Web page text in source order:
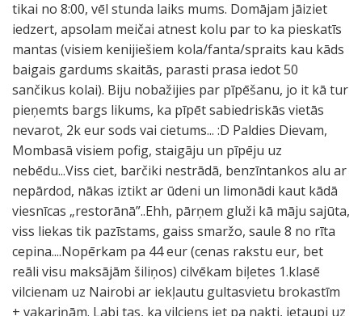
tikai no 8:00, vēl stunda laiks mums. Domājam jāiziet
iedzert, apsolam meičai atnest kolu par to ka pieskatīs
mantas (visiem kenijiešiem kola/fanta/spraits kau kāds
baigais gardums skaitās, parasti prasa iedot 50
sančikus kolai). Biju nobažijies par pīpēšanu, jo it kā tur
pieņemts bargs likums, ka pīpēt sabiedriskās vietās
nevarot, 2k eur sods vai cietums... :D Paldies Dievam,
Mombasā visiem pofig, staigāju un pīpēju uz
nebēdu...Viss ciet, barčiki nestrādā, benzīntankos alu ar
nepārdod, nākas iztikt ar ūdeni un limonādi kaut kādā
viesnīcas „restorānā”..Ehh, pārņem gluži kā māju sajūta,
viss liekas tik pazīstams, gaiss smaržo, saule 8 no rīta
cepina....Nopērkam pa 44 eur (cenas rakstu eur, bet
reāli visu maksājām šiliņos) cilvēkam biļetes 1.klasē
vilcienam uz Nairobi ar iekļautu gultasvietu brokastīm
+ vakariņām. Labi tas, ka vilciens iet pa nakti, ietaupi uz